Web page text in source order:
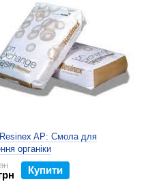
AP: Смола для
органіки
Купити